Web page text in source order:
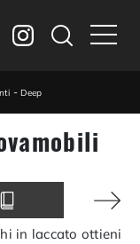
-Deep
in laccato ottieni